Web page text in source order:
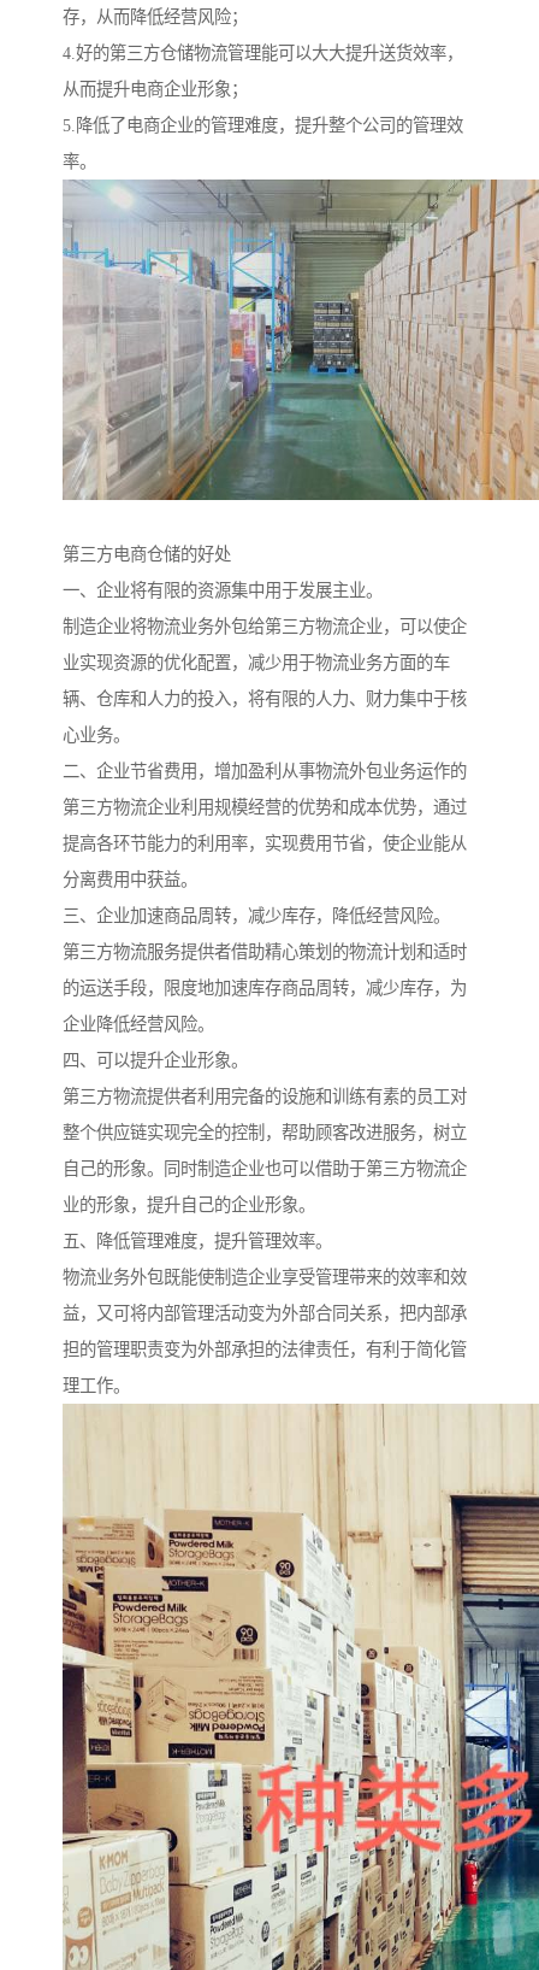
存，从而降低经营风险；
4.好的第三方仓储物流管理能可以大大提升送货效率，
从而提升电商企业形象；
5.降低了电商企业的管理难度，提升整个公司的管理效
率。
第三方电商仓储的好处
一、企业将有限的资源集中用于发展主业。
制造企业将物流业务外包给第三方物流企业，可以使企
业实现资源的优化配置，减少用于物流业务方面的车
辆、仓库和人力的投入，将有限的人力、财力集中于核
心业务。
二、企业节省费用，增加盈利从事物流外包业务运作的
第三方物流企业利用规模经营的优势和成本优势，通过
提高各环节能力的利用率，实现费用节省，使企业能从
分离费用中获益。
三、企业加速商品周转，减少库存，降低经营风险。
第三方物流服务提供者借助精心策划的物流计划和适时
的运送手段，限度地加速库存商品周转，减少库存，为
企业降低经营风险。
四、可以提升企业形象。
第三方物流提供者利用完备的设施和训练有素的员工对
整个供应链实现完全的控制，帮助顾客改进服务，树立
自己的形象。同时制造企业也可以借助于第三方物流企
业的形象，提升自己的企业形象。
五、降低管理难度，提升管理效率。
物流业务外包既能使制造企业享受管理带来的效率和效
益，又可将内部管理活动变为外部合同关系，把内部承
担的管理职责变为外部承担的法律责任，有利于简化管
理工作。